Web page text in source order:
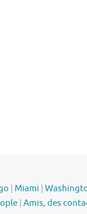
Miami
Amis, des